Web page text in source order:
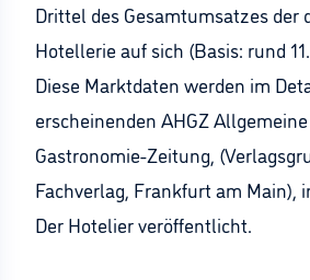
Drittel des Gesamtumsatzes der
Hotellerie auf sich (Basis: rund
Diese Marktdaten werden im
erscheinenden AHGZ
Gastronomie-Zeitung,
Fachverlag, Frankfurt am Main),
Der Hotelier veröffentlicht.